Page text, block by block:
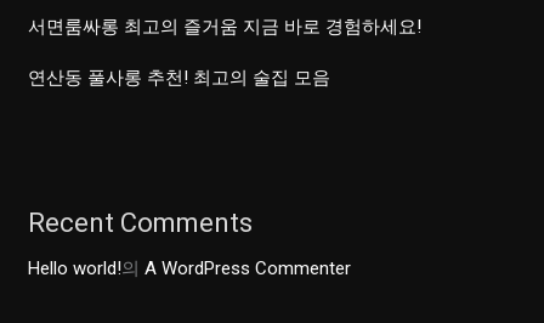
서면룸싸롱 최고의 즐거움 지금 바로 경험하세요!
연산동 풀사롱 추천! 최고의 술집 모음
Recent Comments
Hello world!의A WordPress Commenter